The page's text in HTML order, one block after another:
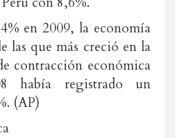
en 2009, la economía
las que más creció en la
contracción económica
había registrado un
(AP)